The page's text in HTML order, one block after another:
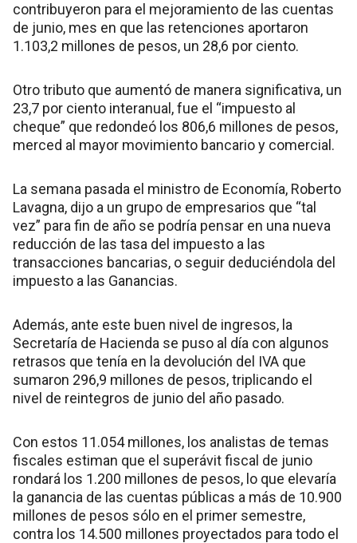
contribuyeron para el mejoramiento de las cuentas
de junio, mes en que las retenciones aportaron
1.103,2 millones de pesos, un 28,6 por ciento.
Otro tributo que aumentó de manera significativa, un
23,7 por ciento interanual, fue el “impuesto al
cheque” que redondeó los 806,6 millones de pesos,
merced al mayor movimiento bancario y comercial.
La semana pasada el ministro de Economía, Roberto
Lavagna, dijo a un grupo de empresarios que “tal
vez” para fin de año se podría pensar en una nueva
reducción de las tasa del impuesto a las
transacciones bancarias, o seguir deduciéndola del
impuesto a las Ganancias.
Además, ante este buen nivel de ingresos, la
Secretaría de Hacienda se puso al día con algunos
retrasos que tenía en la devolución del IVA que
sumaron 296,9 millones de pesos, triplicando el
nivel de reintegros de junio del año pasado.
Con estos 11.054 millones, los analistas de temas
fiscales estiman que el superávit fiscal de junio
rondará los 1.200 millones de pesos, lo que elevaría
la ganancia de las cuentas públicas a más de 10.900
millones de pesos sólo en el primer semestre,
contra los 14.500 millones proyectados para todo el